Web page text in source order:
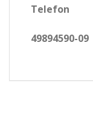
Telefon
49894590-09